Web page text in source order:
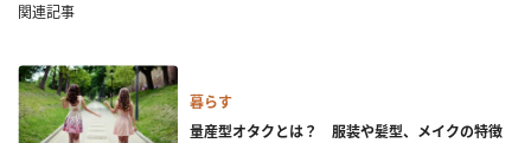
関連記事
暮らす
量産型オタクとは？ 服装や髪型、メイクの特徴